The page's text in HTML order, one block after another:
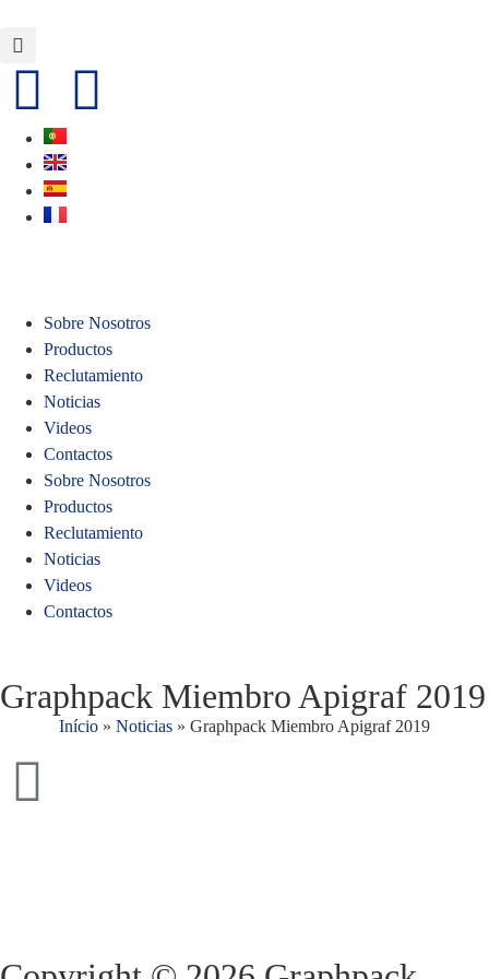
Sobre Nosotros
Productos
Reclutamiento
Noticias
Videos
Contactos
Sobre Nosotros
Productos
Reclutamiento
Noticias
Videos
Contactos
Graphpack Miembro Apigraf 2019
Início » Noticias » Graphpack Miembro Apigraf 2019